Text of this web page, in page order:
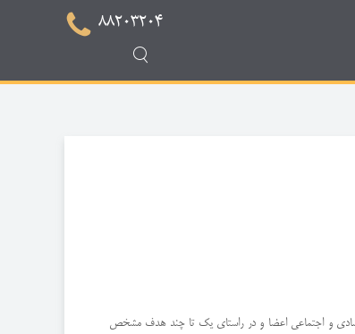
88203204
و اجتماعی اعضا و در راستای یک تا چند هدف مشخص